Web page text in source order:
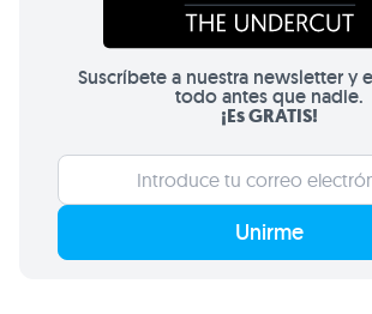
Suscríbete a nuestra newsletter y
todo antes que nadie.
¡Es GRATIS!
Unirme